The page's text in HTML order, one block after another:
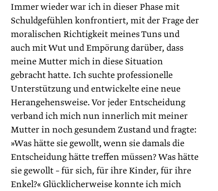
Immer wieder war ich in dieser Phase mit
Schuldgefühlen konfrontiert, mit der Frage der
moralischen Richtigkeit meines Tuns und
auch mit Wut und Empörung darüber, dass
meine Mutter mich in diese Situation
gebracht hatte. Ich suchte professionelle
Unterstützung und entwickelte eine neue
Herangehensweise. Vor jeder Entscheidung
verband ich mich nun innerlich mit meiner
Mutter in noch gesundem Zustand und fragte:
»Was hätte sie gewollt, wenn sie damals die
Entscheidung hätte treffen müssen? Was hätte
sie gewollt – für sich, für ihre Kinder, für ihre
Enkel?« Glücklicherweise konnte ich mich